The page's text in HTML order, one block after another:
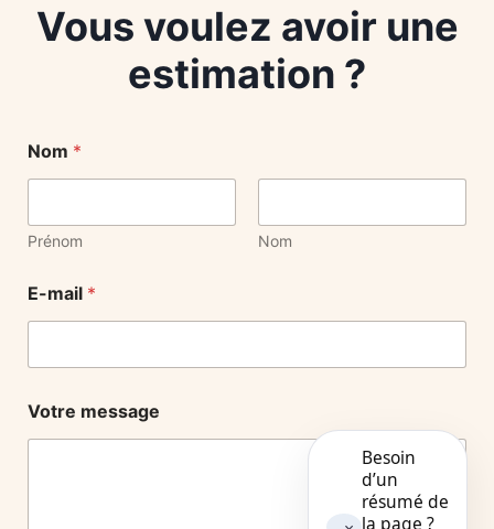
Vous voulez avoir une
estimation ?
Nom *
Prénom Nom
E-mail *
Votre message
Besoin
d’un
résumé de
la page ?